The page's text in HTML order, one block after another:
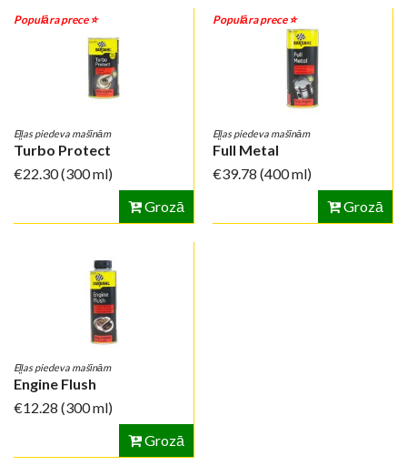
Populāra prece ⭐️
Eļļas piedeva mašīnām
Turbo Protect
€22.30(300 ml)
Grozā
Populāra prece ⭐️
Eļļas piedeva mašīnām
Full Metal
€39.78 (400 ml)
Grozā
Eļļas piedeva mašīnām
Engine Flush
€12.28 (300 ml)
Grozā